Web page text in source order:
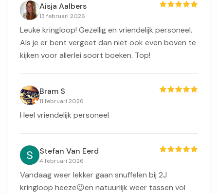
Aisja Aalbers
13 februari 2026
Leuke kringloop! Gezellig en vriendelijk personeel.
Als je er bent vergeet dan niet ook even boven te
kijken voor allerlei soort boeken. Top!
Bram S
11 februari 2026
Heel vriendelijk personeel
Stefan Van Eerd
4 februari 2026
Vandaag weer lekker gaan snuffelen bij 2J
kringloop heeze😉en natuurlijk weer tassen vol